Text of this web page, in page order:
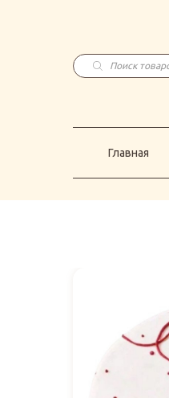
Поиск
товаров
Главная